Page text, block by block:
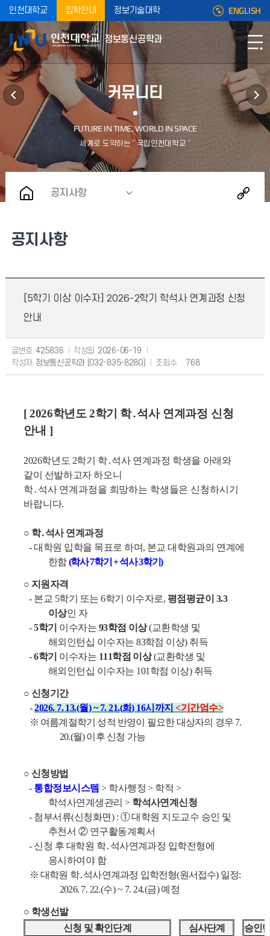
인천대학교 입학안내 정보기술대학 ENGLISH
정보통신공학과
커뮤니티
공지사항
공지사항
[5학기 이상 이수자] 2026-2학기 학석사 연계과정 신청
안내
글번호 425836 작성일 2026-06-19
작성자 정보통신공학과 (032-835-8280) 조회수 768
[ 2026학년도 2학기 학․석사 연계과정 신청
안내 ]
2026학년도 2학기 학․석사 연계과정 학생을 아래와
같이 선발하고자 하오니
학․ 석사 연계과정을 희망하는 학생들은 신청하시기
바랍니다.
○ 학․석사 연계과정
-대학원 입학을 목표로 하며, 본교 대학원과의 연계에
한함(학사7학기 +석사3학기)
○ 지원자격
- 본교 5학기 또는6학기 이수자로, 평점평균이 3.3
이상인 자
- 5학기 이수자는 93학점 이상 (교환학생 및
해외인턴십 이수자는83학점 이상) 취득
-6학기 이수자는 111학점 이상 (교환학생 및
해외인턴십 이수자는 101 학점 이상) 취득
○ 신청기간
- 2026. 7. 13.(월) ~ 7. 21.(화) 16시까지 <기간엄수>
※ 여름계절학기 성적 반영이 필요한 대상자의 경우 7.
20.(월)이후 신청 가능
○ 신청방법
- 통합정보시스템 > 학사행정> 학적 >
학석사연계생관리> 학석사연계신청
- 첨부서류(신청화면) : ①대학원 지도교수 승인 및
추천서 ② 연구활동계획서
- 신청 후 대학원 학․ 석사연계과정 입학전형에
응시하여야 함
※ 대학원 학․석사연계과정 입학전형(원서접수) 일정:
2026. 7. 22.(수) ~ 7. 24.(금)예정
○ 학생선발
신청 및 확인단계
심사단계 승인